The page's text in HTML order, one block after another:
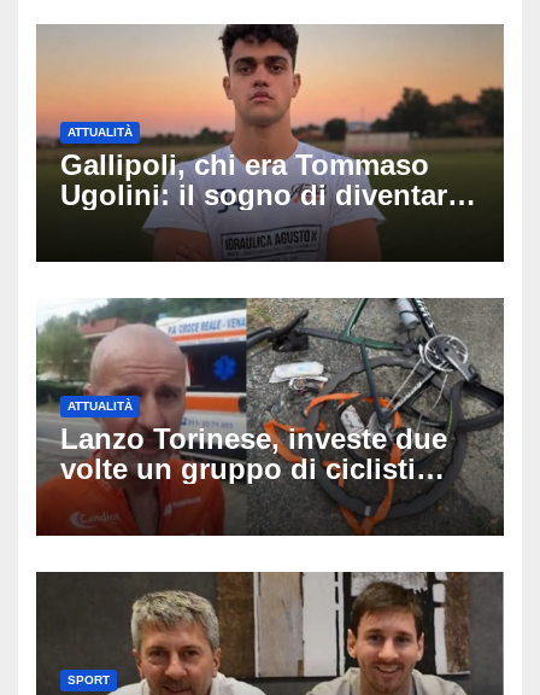
ATTUALITÀ
Gallipoli, chi era Tommaso
Ugolini: il sogno di diventare
medico e la fascia da
capitano, il dolore di Bologna
ATTUALITÀ
Lanzo Torinese, investe due
volte un gruppo di ciclisti
dopo una lite: arrestato
73enne, il racconto choc di un
SPORT